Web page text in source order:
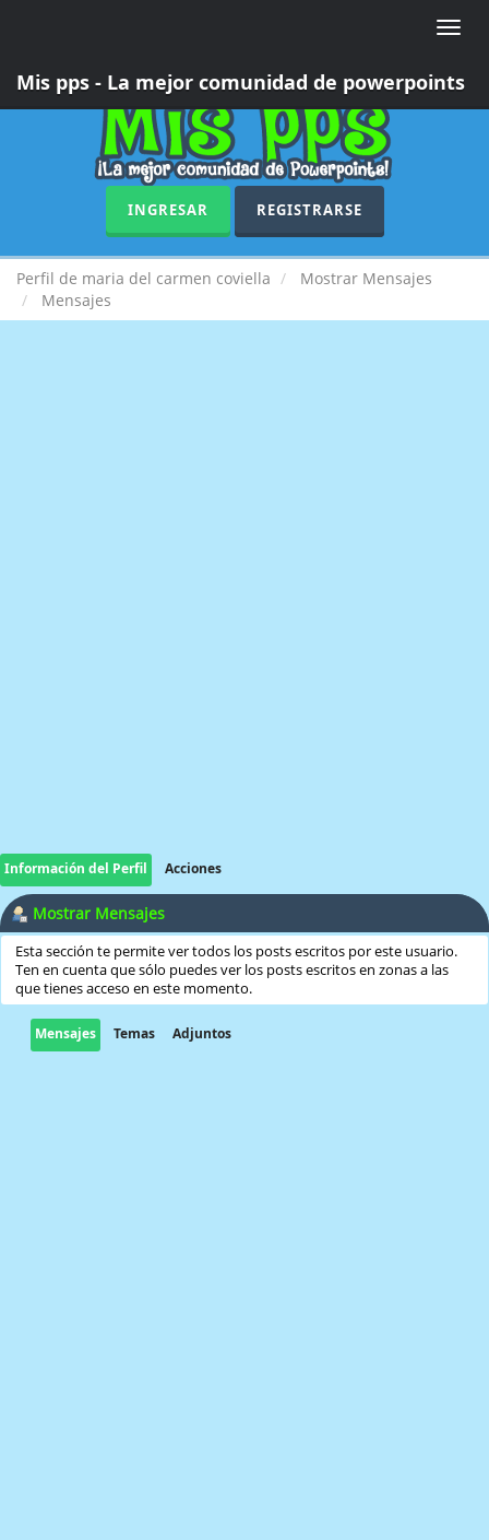
Toggle
Mis pps - La mejor comunidad de powerpoints
INGRESAR REGISTRARSE
Perfil de maria del carmen coviella
Mostrar Mensajes
Mensajes
Información del Perfil Acciones
Mostrar Mensajes
Esta sección te permite ver todos los posts escritos por este usuario.
Ten en cuenta que sólo puedes ver los posts escritos en zonas a las
que tienes acceso en este momento.
Mensajes Temas Adjuntos